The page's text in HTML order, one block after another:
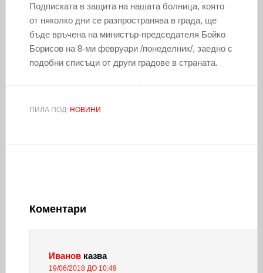
Подписката в защита на нашата болница, която
от няколко дни се разпространява в града, ще
бъде връчена на министър-председателя Бойко
Борисов на 8-ми февруари /понеделник/, заедно с
подобни списъци от други градове в страната.
ПИЛА ПОД: НОВИНИ
Коментари
Иванов казва
19/06/2018 ДО 10:49